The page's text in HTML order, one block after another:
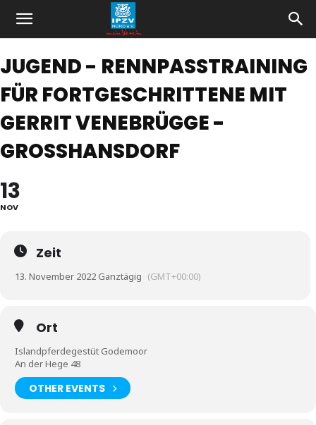
JUGEND - RENNPASSTRAINING
FÜR FORTGESCHRITTENE MIT
GERRIT VENEBRÜGGE -
GROSSHANSDORF
13
NOV
Zeit
13. November 2022 Ganztägig (GMT+00:00)
Ort
Islandpferdegestüt Godemoor
An der Hege 48
OTHER EVENTS